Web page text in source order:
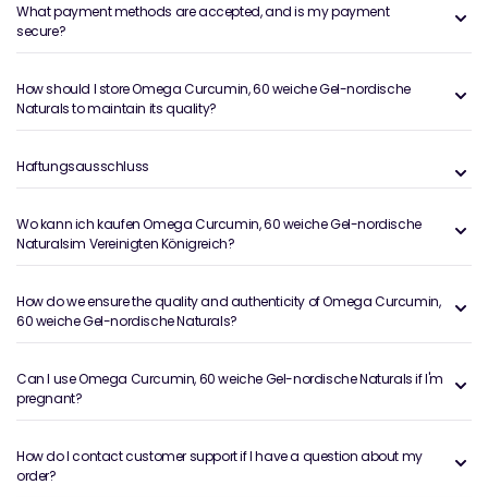
What payment methods are accepted, and is my payment
secure?
How should I store Omega Curcumin, 60 weiche Gel-nordische
Naturals to maintain its quality?
Haftungsausschluss
Wo kann ich kaufen Omega Curcumin, 60 weiche Gel-nordische
Naturalsim Vereinigten Königreich?
How do we ensure the quality and authenticity of Omega Curcumin,
60 weiche Gel-nordische Naturals?
Can I use Omega Curcumin, 60 weiche Gel-nordische Naturals if I'm
pregnant?
How do I contact customer support if I have a question about my
order?